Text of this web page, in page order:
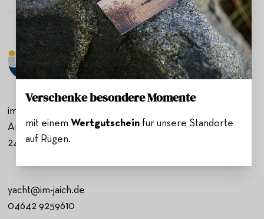
im-jaich GmbH & Co. KG
Am Hafen 20e
24376 Kappeln
yacht@im-jaich.de
04642 9259610
Verschenke besondere Momente
mit einem Wertgutscheinfür unsere Standorte
auf Rügen.